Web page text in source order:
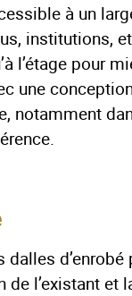
à un
institutions,
l’étage pour
une
notamment
dalles
de l’existant